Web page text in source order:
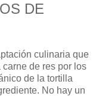
DE
culinaria que
de res por los
de la tortilla
No hay un